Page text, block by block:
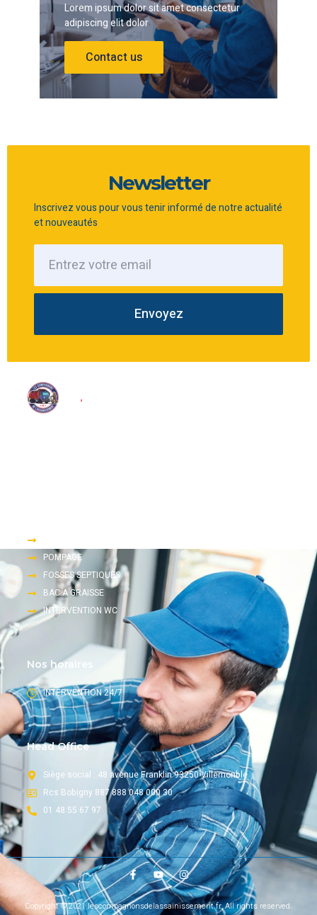
Lorem ipsum dolor sit amet consectetur
adipiscing elit dolor
Contact us
Newsletter
Inscrivez vous pour vous tenir informé de notre actualité
et nouveautés
Envoyez
POMPAGE
FOSSES SEPTIQUES
BAC A GRAISSE
INTERVENTION WC
Nos horaires
INTERVENTION 24/7
Head Office
Siège social : 48 avenue Franklin 93250 Villemonble
Rcs Bobigny 887 888 048 000 30
01 48 55 67 97
Copyright © 2021 lescompagnonsdelassainissement.fr, All rights reserved.